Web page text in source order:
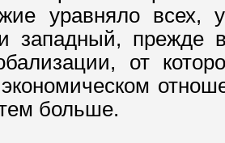
уравняло всех,
западный, прежде
от
больше.